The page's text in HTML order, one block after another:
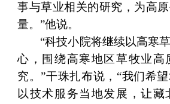
事与草业相关的研究，为高
量。”他说。
“科技小院将继续以高寒
心，围绕高寒地区草牧业高
究。”干珠扎布说，“我们希
以技术服务当地发展，让藏